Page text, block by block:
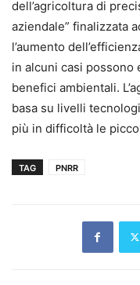
dell’agricoltura di
aziendale” finalizzata
l’aumento
in alcuni casi possono
benefici ambientali.
basa su livelli
più in difficoltà le
TAG PNRR